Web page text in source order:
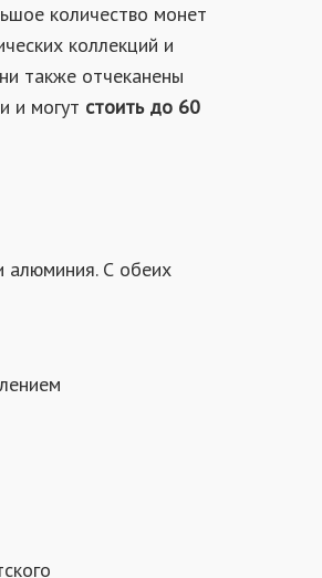
количество монет
коллекций и
также отчеканены
и могут стоить до 60
алюминия. С обеих